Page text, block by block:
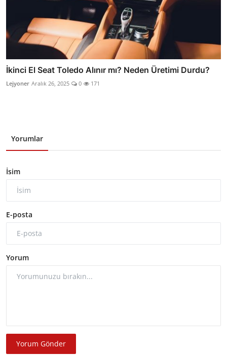
İkinci El Seat Toledo Alınır mı? Neden Üretimi Durdu?
Lejyoner Aralık 26, 2025 0 171
Yorumlar
İsim
E-posta
Yorum
Yorum Gönder